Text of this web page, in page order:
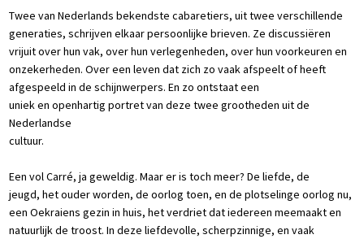
Twee van Nederlands bekendste cabaretiers, uit twee verschillende
generaties, schrijven elkaar persoonlijke brieven. Ze discussiëren
vrijuit over hun vak, over hun verlegenheden, over hun voorkeuren en
onzekerheden. Over een leven dat zich zo vaak afspeelt of heeft
afgespeeld in de schijnwerpers. En zo ontstaat een
uniek en openhartig portret van deze twee grootheden uit de
Nederlandse
cultuur.
Een vol Carré, ja geweldig. Maar er is toch meer? De liefde, de
jeugd, het ouder worden, de oorlog toen, en de plotselinge oorlog nu,
een Oekraiens gezin in huis, het verdriet dat iedereen meemaakt en
natuurlijk de troost. In deze liefdevolle, scherpzinnige, en vaak